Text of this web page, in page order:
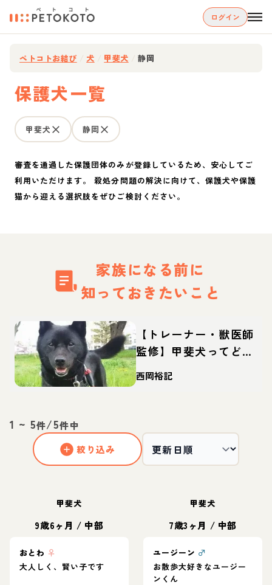
ログイン
ペトコトお結び 犬 甲斐犬 静岡
保護犬一覧
甲斐犬 静岡
審査を通過した保護団体のみが登録しているため、安心してご
利用いただけます。 殺処分問題の解決に向けて、保護犬や保護
猫から迎える選択肢をぜひご検討ください。
家族になる前に
知っておきたいこと
【トレーナー・獣医師
監修】甲斐犬ってどん
な犬？性格・特徴・育
て方・迎え方
西岡裕記
1 ~ 5件/5件中
絞り込み
甲斐犬
9歳6ヶ月 / 中部
おとわ ♀
大人しく、賢い子です
甲斐犬
7歳3ヶ月 / 中部
ユージーン ♂
お散歩大好きなユージー
ンくん